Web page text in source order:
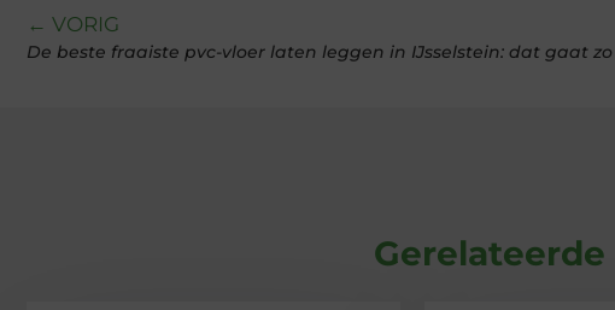
← VORIG
De beste fraaiste pvc-vloer laten leggen in IJsselstein: dat gaat zo